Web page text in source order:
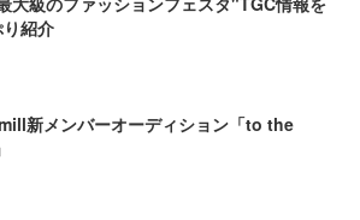
紹介
新メンバーオーディション「to the